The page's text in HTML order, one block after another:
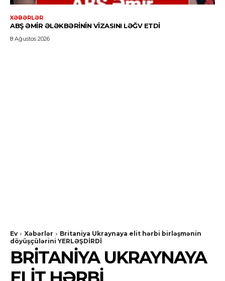
XƏBƏRLƏR
ABŞ ƏMIR ƏLƏKBƏRININ VIZASINI LƏĞV ETDI
8 Ağustos 2026